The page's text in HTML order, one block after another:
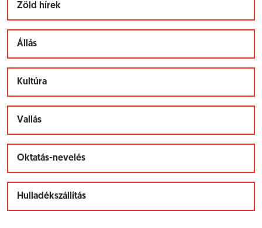
Zöld hírek
Állás
Kultúra
Vallás
Oktatás-nevelés
Hulladékszállítás